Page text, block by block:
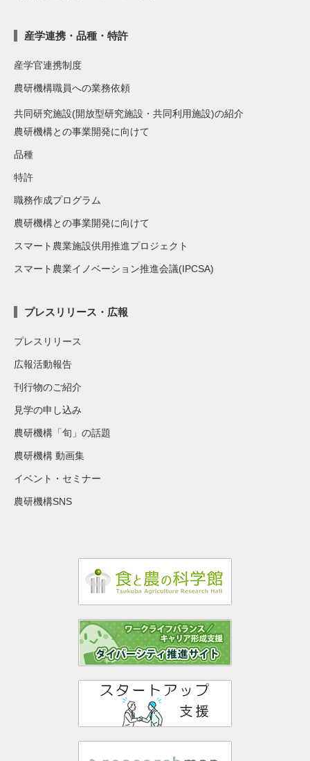
産学連携・品種・特許
産学官連携制度
農研機構職員への業務依頼
共同研究施設(開放型研究施設・共同利用施設)の紹介
農研機構との事業開発に向けて
品種
特許
職務作成プログラム
農研機構との事業開発に向けて
スマート農業施設供用推進プロジェクト
スマート農業イノベーション推進会議(IPCSA)
プレスリリース・広報
プレスリリース
広報活動報告
刊行物のご紹介
見学の申し込み
農研機構「旬」の話題
農研機構 動画集
イベント・セミナー
農研機構SNS